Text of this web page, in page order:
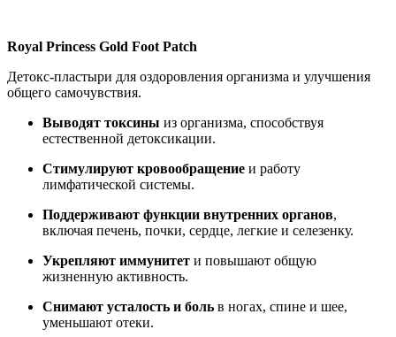
Royal Princess Gold Foot Patch
Детокс-пластыри для оздоровления организма и улучшения
общего самочувствия.
Выводят токсины из организма, способствуя
естественной детоксикации.
Стимулируют кровообращение и работу
лимфатической системы.
Поддерживают функции внутренних органов,
включая печень, почки, сердце, легкие и селезенку.
Укрепляют иммунитет и повышают общую
жизненную активность.
Снимают усталость и боль в ногах, спине и шее,
уменьшают отеки.